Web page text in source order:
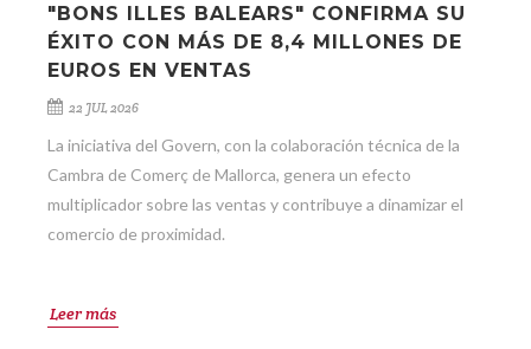
"BONS ILLES BALEARS" CONFIRMA SU
ÉXITO CON MÁS DE 8,4 MILLONES DE
EUROS EN VENTAS
22 JUL 2026
La iniciativa del Govern, con la colaboración técnica de la
Cambra de Comerç de Mallorca, genera un efecto
multiplicador sobre las ventas y contribuye a dinamizar el
comercio de proximidad.
Leer más